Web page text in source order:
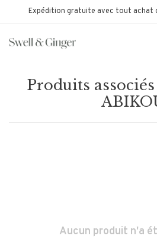
Expédition gratuite avec tout achat
Produits
Aucun produit n'a